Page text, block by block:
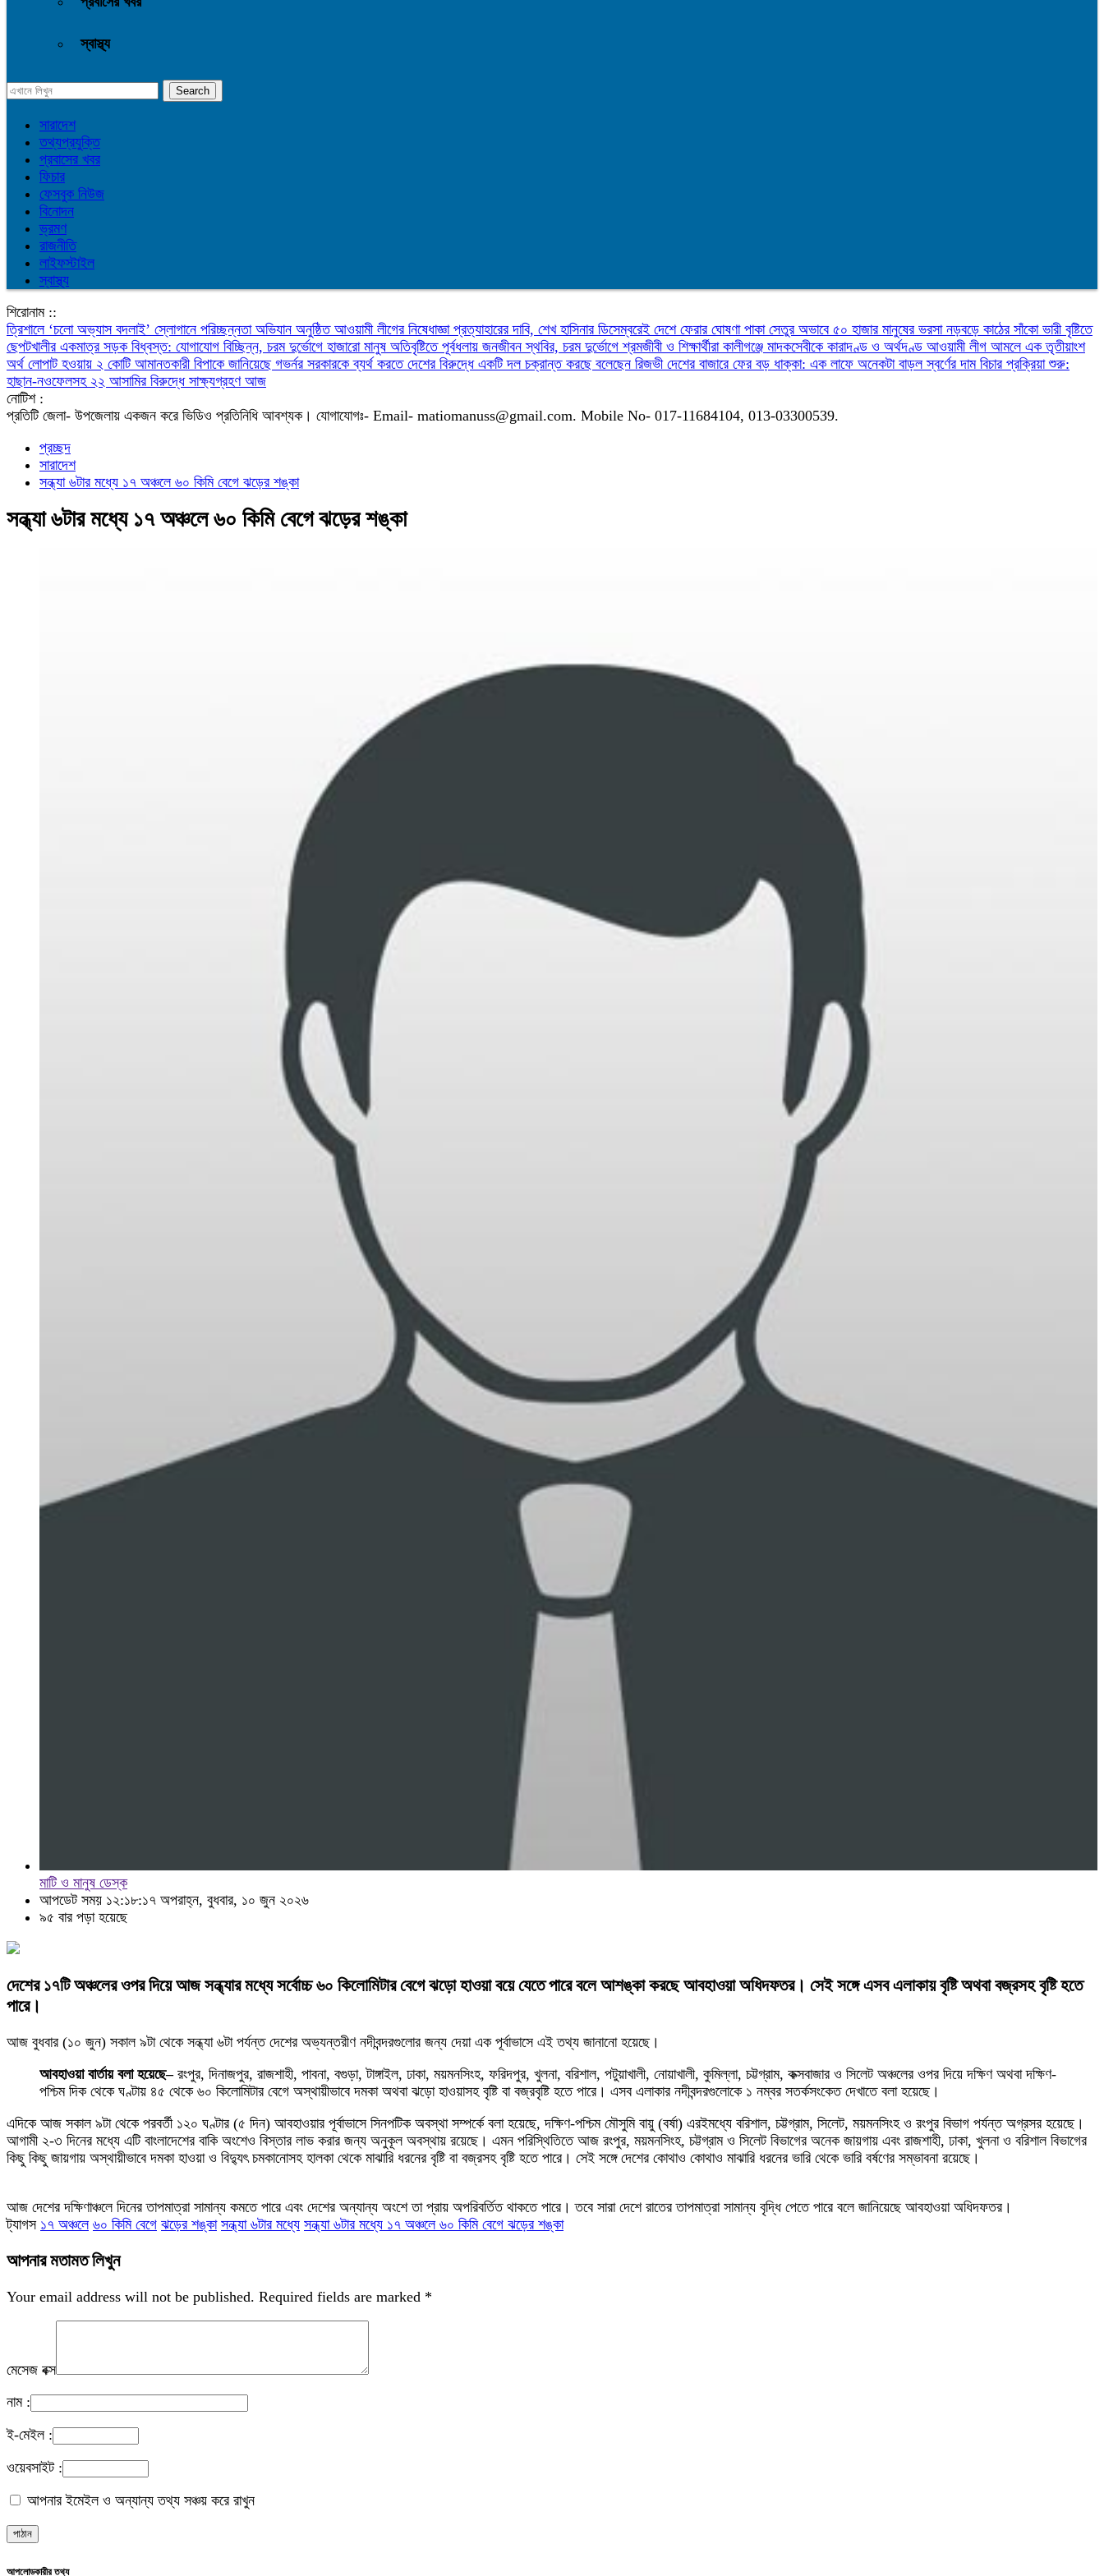
স্বাস্থ্য
সারাদেশ
তথ্যপ্রযুক্তি
প্রবাসের খবর
ফিচার
ফেসবুক নিউজ
বিনোদন
ভ্রমণ
রাজনীতি
লাইফস্টাইল
স্বাস্থ্য
শিরোনাম ::
‎ত্রিশালে ‘চলো অভ্যাস বদলাই’ স্লোগানে পরিচ্ছন্নতা অভিযান অনুষ্ঠিত আওয়ামী লীগের নিষেধাজ্ঞা প্রত্যাহারের দাবি, শেখ হাসিনার ডিসেম্বরেই দেশে ফেরার ঘোষণা পাকা সেতুর অভাবে ৫০ হাজার মানুষের ভরসা নড়বড়ে কাঠের সাঁকো ভারী বৃষ্টিতে
ছেপটখালীর একমাত্র সড়ক বিধ্বস্ত: যোগাযোগ বিচ্ছিন্ন, চরম দুর্ভোগে হাজারো মানুষ অতিবৃষ্টিতে পূর্বধলায় জনজীবন স্থবির, চরম দুর্ভোগে শ্রমজীবী ও শিক্ষার্থীরা কালীগঞ্জে মাদকসেবীকে কারাদণ্ড ও অর্থদণ্ড আওয়ামী লীগ আমলে এক তৃতীয়াংশ
অর্থ লোপাট হওয়ায় ২ কোটি আমানতকারী বিপাকে জানিয়েছে গভর্নর সরকারকে ব্যর্থ করতে দেশের বিরুদ্ধে একটি দল চক্রান্ত করছে বলেছেন রিজভী দেশের বাজারে ফের বড় ধাক্কা: এক লাফে অনেকটা বাড়ল স্বর্ণের দাম বিচার প্রক্রিয়া শুরু:
হাছান-নওফেলসহ ২২ আসামির বিরুদ্ধে সাক্ষ্যগ্রহণ আজ
নোটিশ :
প্রতিটি জেলা- উপজেলায় একজন করে ভিডিও প্রতিনিধি আবশ্যক। যোগাযোগঃ- Email- matiomanuss@gmail.com. Mobile No- 017-11684104, 013-03300539.
প্রচ্ছদ
সারাদেশ
সন্ধ্যা ৬টার মধ্যে ১৭ অঞ্চলে ৬০ কিমি বেগে ঝড়ের শঙ্কা
সন্ধ্যা ৬টার মধ্যে ১৭ অঞ্চলে ৬০ কিমি বেগে ঝড়ের শঙ্কা
মাটি ও মানুষ ডেস্ক
আপডেট সময় ১২:১৮:১৭ অপরাহ্ন, বুধবার, ১০ জুন ২০২৬
৯৫ বার পড়া হয়েছে
দেশের ১৭টি অঞ্চলের ওপর দিয়ে আজ সন্ধ্যার মধ্যে সর্বোচ্চ ৬০ কিলোমিটার বেগে ঝড়ো হাওয়া বয়ে যেতে পারে বলে আশঙ্কা করছে আবহাওয়া অধিদফতর। সেই সঙ্গে এসব এলাকায় বৃষ্টি অথবা বজ্রসহ বৃষ্টি হতে
পারে।
আজ বুধবার (১০ জুন) সকাল ৯টা থেকে সন্ধ্যা ৬টা পর্যন্ত দেশের অভ্যন্তরীণ নদীবন্দরগুলোর জন্য দেয়া এক পূর্বাভাসে এই তথ্য জানানো হয়েছে।
আবহাওয়া বার্তায় বলা হয়েছে–রংপুর, দিনাজপুর, রাজশাহী, পাবনা, বগুড়া, টাঙ্গাইল, ঢাকা, ময়মনসিংহ, ফরিদপুর, খুলনা, বরিশাল, পটুয়াখালী, নোয়াখালী, কুমিল্লা, চট্টগ্রাম, কক্সবাজার ও সিলেট অঞ্চলের ওপর দিয়ে দক্ষিণ অথবা দক্ষিণ-
পশ্চিম দিক থেকে ঘণ্টায় ৪৫ থেকে ৬০ কিলোমিটার বেগে অস্থায়ীভাবে দমকা অথবা ঝড়ো হাওয়াসহ বৃষ্টি বা বজ্রবৃষ্টি হতে পারে। এসব এলাকার নদীবন্দরগুলোকে ১ নম্বর সতর্কসংকেত দেখাতে বলা হয়েছে।
এদিকে আজ সকাল ৯টা থেকে পরবর্তী ১২০ ঘণ্টার (৫ দিন) আবহাওয়ার পূর্বাভাসে সিনপটিক অবস্থা সম্পর্কে বলা হয়েছে, দক্ষিণ-পশ্চিম মৌসুমি বায়ু (বর্ষা) এরইমধ্যে বরিশাল, চট্টগ্রাম, সিলেট, ময়মনসিংহ ও রংপুর বিভাগ পর্যন্ত অগ্রসর হয়েছে।
আগামী ২-৩ দিনের মধ্যে এটি বাংলাদেশের বাকি অংশেও বিস্তার লাভ করার জন্য অনুকূল অবস্থায় রয়েছে। এমন পরিস্থিতিতে আজ রংপুর, ময়মনসিংহ, চট্টগ্রাম ও সিলেট বিভাগের অনেক জায়গায় এবং রাজশাহী, ঢাকা, খুলনা ও বরিশাল বিভাগের
কিছু কিছু জায়গায় অস্থায়ীভাবে দমকা হাওয়া ও বিদ্যুৎ চমকানোসহ হালকা থেকে মাঝারি ধরনের বৃষ্টি বা বজ্রসহ বৃষ্টি হতে পারে। সেই সঙ্গে দেশের কোথাও কোথাও মাঝারি ধরনের ভারি থেকে ভারি বর্ষণের সম্ভাবনা রয়েছে।
আজ দেশের দক্ষিণাঞ্চলে দিনের তাপমাত্রা সামান্য কমতে পারে এবং দেশের অন্যান্য অংশে তা প্রায় অপরিবর্তিত থাকতে পারে। তবে সারা দেশে রাতের তাপমাত্রা সামান্য বৃদ্ধি পেতে পারে বলে জানিয়েছে আবহাওয়া অধিদফতর।
ট্যাগস ১৭ অঞ্চলে ৬০ কিমি বেগে ঝড়ের শঙ্কা সন্ধ্যা ৬টার মধ্যে সন্ধ্যা ৬টার মধ্যে ১৭ অঞ্চলে ৬০ কিমি বেগে ঝড়ের শঙ্কা
আপনার মতামত লিখুন
Your email address will not be published. Required fields are marked *
মেসেজ বক্স
নাম :
ই-মেইল :
ওয়েবসাইট :
আপনার ইমেইল ও অন্যান্য তথ্য সঞ্চয় করে রাখুন
আপলোডকারীর তথ্য